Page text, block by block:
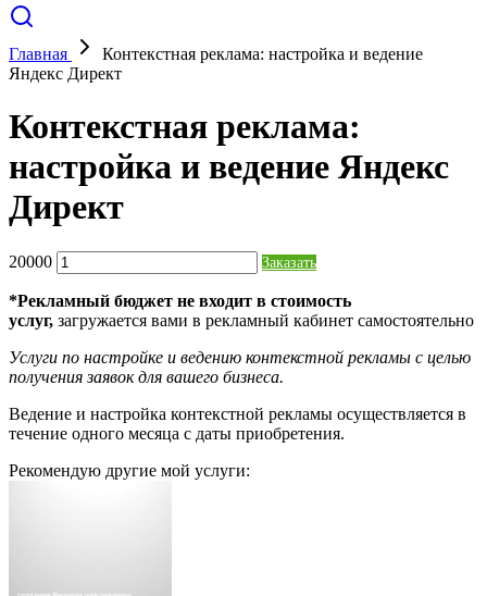
Главная
Контекстная реклама: настройка и ведение
Яндекс Директ
Контекстная реклама:
настройка и ведение Яндекс
Директ
20000 Заказать
*Рекламный бюджет не входит в стоимость
услуг, загружается вами в рекламный кабинет самостоятельно
Услуги по настройке и ведению контекстной рекламы с целью
получения заявок для вашего бизнеса.
Ведение и настройка контекстной рекламы осуществляется в
течение одного месяца с даты приобретения.
Рекомендую другие мой услуги: